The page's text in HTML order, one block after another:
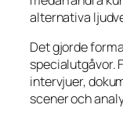
alternativa
Det gjorde
specialutgåvor.
intervjuer,
scener och